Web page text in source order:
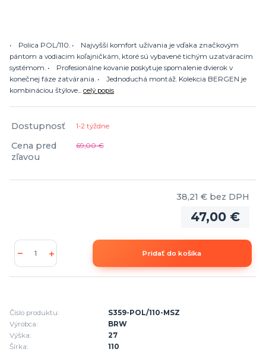
• Polica POL/110. • Najvyšší komfort užívania je vďaka značkovým
pántom a vodiacim koľajničkám, ktoré sú vybavené tichým uzatváracím
systémom. • Profesionálne kovanie poskytuje spomalenie dvierok v
konečnej fáze zatvárania. • Jednoduchá montáž. Kolekcia BERGEN je
kombináciou štýlove... celý popis
Dostupnosť 1-2 týždne
Cena pred
zľavou
69,00 €
47,00 €
38,21 € bez DPH
Pridať do košíka
Číslo produktu:
S359-POL/110-MSZ
Výrobca:
BRW
Výška:
27
Šírka:
110